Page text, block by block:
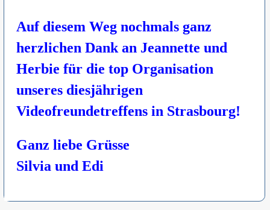
Auf diesem Weg nochmals ganz
herzlichen Dank an Jeannette und
Herbie für die top Organisation
unseres diesjährigen
Videofreundetreffens in Strasbourg!
Ganz liebe Grüsse
Silvia und Edi